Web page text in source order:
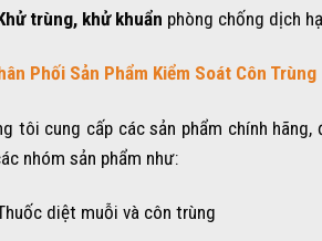
trùng, khử khuẩn phòng chống dịch
Phối Sản Phẩm Kiểm Soát Côn Trùng
tôi cung cấp các sản phẩm chính
nhóm sản phẩm như:
diệt muỗi và côn trùng